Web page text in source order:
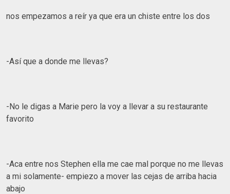
nos empezamos a reír ya que era un chiste entre los dos
-Así que a donde me llevas?
-No le digas a Marie pero la voy a llevar a su restaurante
favorito
-Aca entre nos Stephen ella me cae mal porque no me llevas
a mi solamente- empiezo a mover las cejas de arriba hacia
abajo